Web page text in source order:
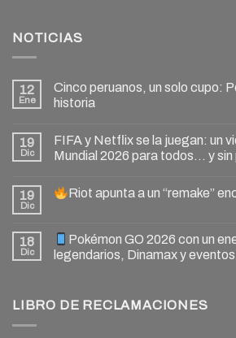
NOTICIAS
12
Ene
Cinco peruanos, un solo cupo:
historia
19
Dic
FIFA y Netflix se la juegan: un
Mundial 2026 para todos… y
19
Dic
Riot apunta a un “remake”
18
Dic
Pokémon GO 2026 con un
legendarios, Dinamax y
LIBRO DE RECLAMACIONES